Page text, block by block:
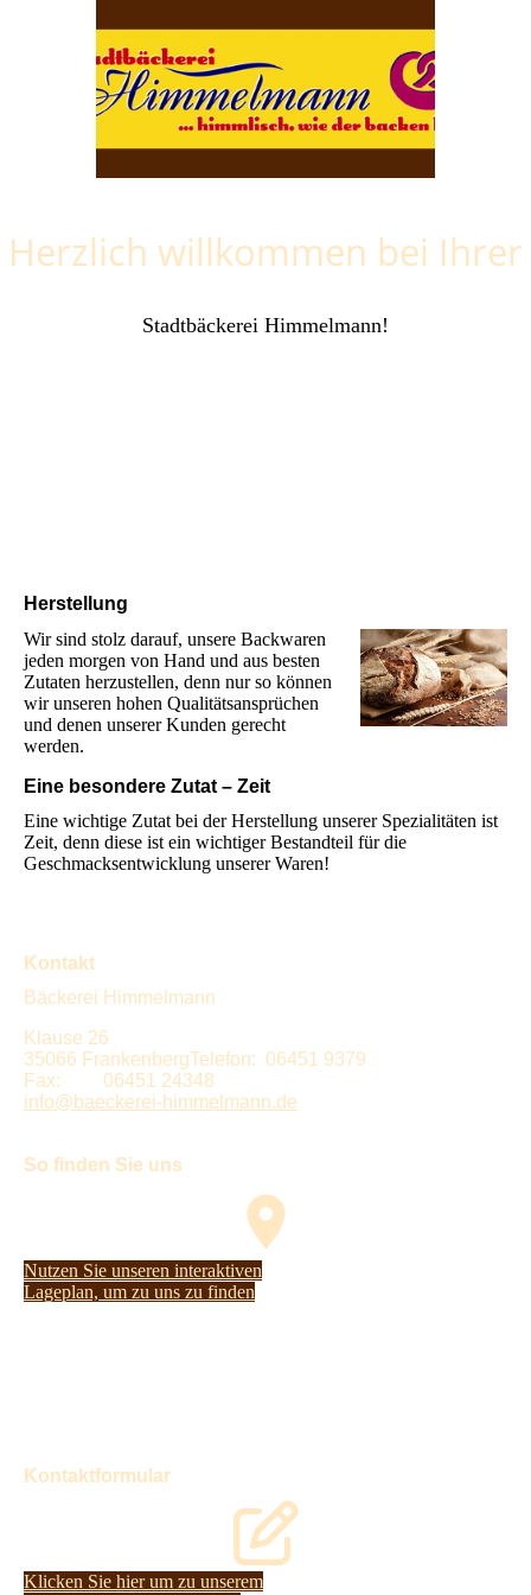
Herzlich willkommen bei Ihrer
Stadtbäckerei Himmelmann!
Herstellung
Wir sind stolz darauf, unsere Backwaren
jeden morgen von Hand und aus besten
Zutaten herzustellen, denn nur so können
wir unseren hohen Qualitätsansprüchen
und denen unserer Kunden gerecht
werden.
Eine besondere Zutat – Zeit
Eine wichtige Zutat bei der Herstellung unserer Spezialitäten ist
Zeit, denn diese ist ein wichtiger Bestandteil für die
Geschmacksentwicklung unserer Waren!
Kontakt
Bäckerei Himmelmann
Klause 26
35066 FrankenbergTelefon: 06451 9379
Fax: 06451 24348
info@baeckerei-himmelmann.de
So finden Sie uns
Nutzen Sie unseren interaktiven
La­ge­plan, um zu uns zu finden
Kontaktformular
Klicken Sie hier um zu unserem